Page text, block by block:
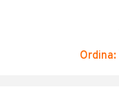
Ordina: